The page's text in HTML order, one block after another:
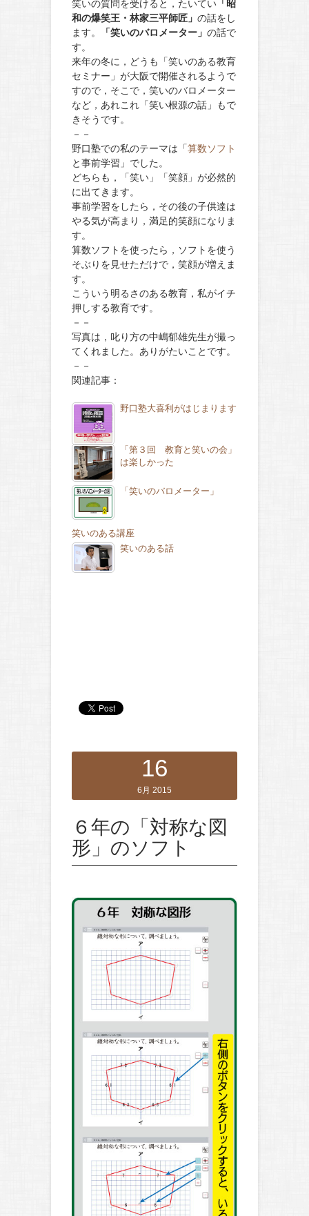
笑いの質問を受けると，たいてい 「昭
和の爆笑王・林家三平師匠」 の話をし
ます。
「笑いのバロメーター」 の話で
す。
来年の冬に，どうも「笑いのある教育
セミナー」が大阪で開催されるようで
すので，そこで，笑いのバロメーター
など，あれこれ「笑い根源の話」もで
きそうです。
－－
野口塾での私のテーマは「算数ソフト
と事前学習」でした。
どちらも，「笑い」「笑顔」が必然的
に出てきます。
事前学習をしたら，その後の子供達は
やる気が高まり，満足的笑顔になりま
す。
算数ソフトを使ったら，ソフトを使う
そぶりを見せただけで，笑顔が増えま
す。
こういう明るさのある教育，私がイチ
押しする教育です。
－－
写真は，叱り方の中嶋郁雄先生が撮っ
てくれました。ありがたいことです。
－－
関連記事：
野口塾大喜利がはじまります
「第３回 教育と笑いの会」
は楽しかった
「笑いのバロメーター」
笑いのある講座
笑いのある話
16
6月 2015
６年の「対称な図
形」のソフト